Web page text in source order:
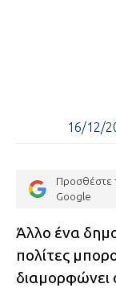
16/12/
Προσθέστε
Google
Άλλο ένα
πολίτες
διαμορφώνει